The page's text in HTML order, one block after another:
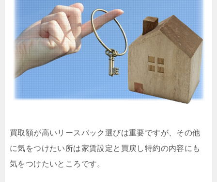
買取額が高いリースバック選びは重要ですが、その他
に気をつけたい所は家賃設定と買戻し特約の内容にも
気をつけたいところです。